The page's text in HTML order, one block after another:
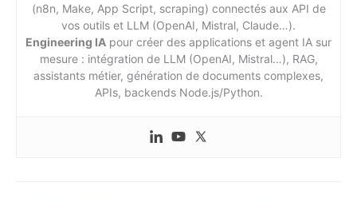
(n8n, Make, App Script, scraping) connectés aux API de
vos outils et LLM (OpenAI, Mistral, Claude…).
Engineering IA pour créer des applications et agent IA sur
mesure : intégration de LLM (OpenAI, Mistral…), RAG,
assistants métier, génération de documents complexes,
APIs, backends Node.js/Python.